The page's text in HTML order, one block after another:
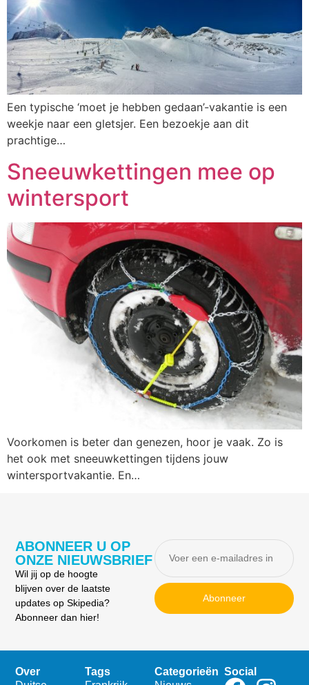
Een typische ‘moet je hebben gedaan’-vakantie is een
weekje naar een gletsjer. Een bezoekje aan dit
prachtige…
Sneeuwkettingen mee op
wintersport
Voorkomen is beter dan genezen, hoor je vaak. Zo is
het ook met sneeuwkettingen tijdens jouw
wintersportvakantie. En…
ABONNEER U OP
ONZE NIEUWSBRIEF
Wil jij op de hoogte
blijven over de laatste
updates op Skipedia?
Abonneer dan hier!
Abonneer
Over
Tags
Categorieën Social